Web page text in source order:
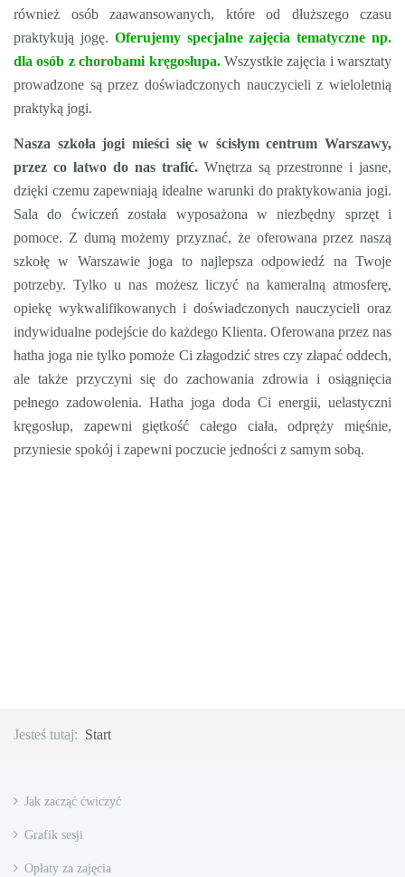
również osób zaawansowanych, które od dłuższego czasu
praktykują jogę. Oferujemy specjalne zajęcia tematyczne np.
dla osób z chorobami kręgosłupa.Wszystkie zajęcia i warsztaty
prowadzone są przez doświadczonych nauczycieli z wieloletnią
praktyką jogi.
Nasza szkoła jogi mieści się w ścisłym centrum Warszawy,
przez co łatwo do nas trafić. Wnętrza są przestronne i jasne,
dzięki czemu zapewniają idealne warunki do praktykowania jogi.
Sala do ćwiczeń została wyposażona w niezbędny sprzęt i
pomoce. Z dumą możemy przyznać, że oferowana przez naszą
szkołę w Warszawie joga to najlepsza odpowiedź na Twoje
potrzeby. Tylko u nas możesz liczyć na kameralną atmosferę,
opiekę wykwalifikowanych i doświadczonych nauczycieli oraz
indywidualne podejście do każdego Klienta. Oferowana przez nas
hatha joga nie tylko pomoże Ci złagodzić stres czy złapać oddech,
ale także przyczyni się do zachowania zdrowia i osiągnięcia
pełnego zadowolenia. Hatha joga doda Ci energii, uelastyczni
kręgosłup, zapewni giętkość całego ciała, odpręży mięśnie,
przyniesie spokój i zapewni poczucie jedności z samym sobą.
Jesteś tutaj: Start
Jak zacząć ćwiczyć
Grafik sesji
Opłaty za zajęcia